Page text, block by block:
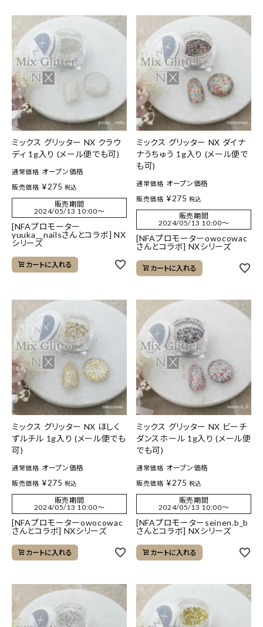
ミックス グリッター NX クラウ
ディ 1g入り (メール便でも可)
通常価格 オープン価格
販売価格 ¥275 税込
販売期間
2024/05/13 10:00〜
[NFAプロモーター
yuuka__nailsさんとコラボ] NX
シリーズ
カートに入れる
ミックス グリッター NX ダイナ
ナうちゅう 1g入り (メール便で
も可)
通常価格 オープン価格
販売価格 ¥275 税込
販売期間
2024/05/13 10:00〜
[NFAプロモーターowocowac
さんとコラボ] NXシリーズ
カートに入れる
ミックス グリッター NX ほしく
ずルチル 1g入り (メール便でも
可)
通常価格 オープン価格
販売価格 ¥275 税込
販売期間
2024/05/13 10:00〜
[NFAプロモーターowocowac
さんとコラボ] NXシリーズ
カートに入れる
ミックス グリッター NX ビーチ
ダンスホール 1g入り (メール便
でも可)
通常価格 オープン価格
販売価格 ¥275 税込
販売期間
2024/05/13 10:00〜
[NFAプロモーターseinen.b_b
さんとコラボ] NXシリーズ
カートに入れる